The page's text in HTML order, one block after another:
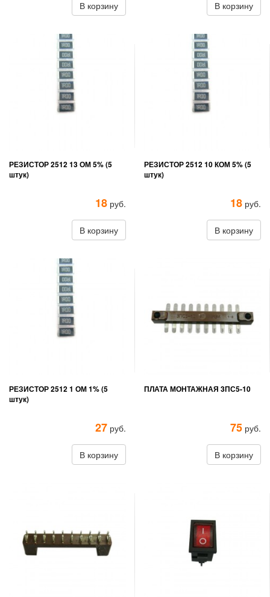
В корзину В корзину
РЕЗИСТОР 2512 13 ОМ 5% (5
штук)
18 руб.
В корзину
РЕЗИСТОР 2512 10 КОМ 5% (5
штук)
18 руб.
В корзину
РЕЗИСТОР 2512 1 ОМ 1% (5
штук)
27 руб.
В корзину
ПЛАТА МОНТАЖНАЯ 3ПС5-10
75 руб.
В корзину